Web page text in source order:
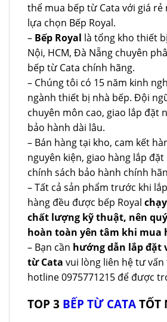
thể mua bếp từ Cata với giá
lựa chọn Bếp Royal.
– Bếp Royal là tổng kho thiết
Nội, HCM, Đà Nẵng chuyên
bếp từ Cata chính hãng.
– Chúng tôi có 15 năm kinh
ngành thiết bị nhà bếp. Đội
chuyên môn cao, giao lắp đặt
bảo hành dài lâu.
– Bán hàng tại kho, cam kết
nguyên kiện, giao hàng lắp
chính sách bảo hành chính
– Tất cả sản phẩm trước khi
hàng đều được bếp Royal
chất lượng kỹ thuật, nên
hoàn toàn yên tâm khi mua
– Bạn cần hướng dẫn lắp đặt
từ Cata vui lòng liên hệ tư
hotline 0975771215 để được
TOP 3 BẾP TỪ CATATỐT